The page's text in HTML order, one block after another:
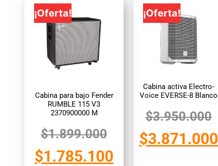
¡Oferta!
Cabina para bajo Fender
RUMBLE 115 V3
2370900000 M
$1.899.000
$1.785.100
¡Oferta!
Cabina activa Electro-
Voice EVERSE-8 Blanco
$3.950.000
$3.871.000